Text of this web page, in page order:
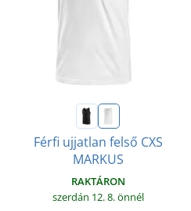
Férfi ujjatlan felső CXS
MARKUS
RAKTÁRON
szerdán 12. 8.önnél